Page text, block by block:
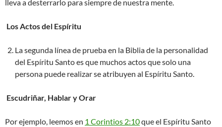
lleva a desterrarlo para siempre de nuestra mente.
Los Actos del Espíritu
La segunda línea de prueba en la Biblia de la personalidad
del Espíritu Santo es que muchos actos que solo una
persona puede realizar se atribuyen al Espíritu Santo.
Escudriñar, Hablar y Orar
Por ejemplo, leemos en 1 Corintios 2:10que el Espíritu Santo